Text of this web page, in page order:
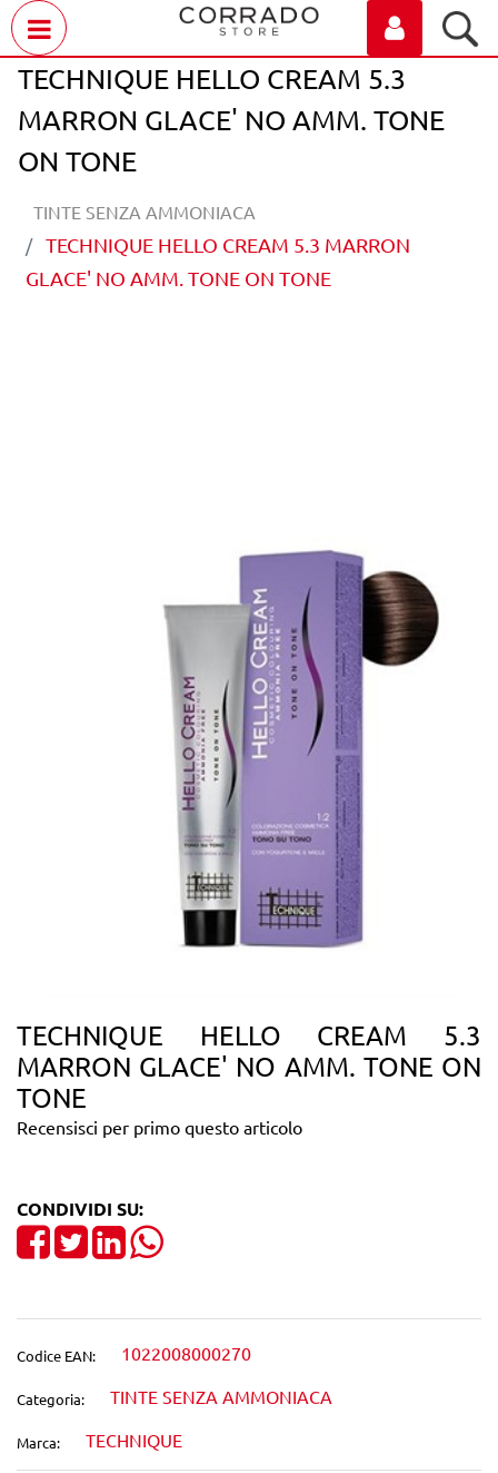
TECHNIQUE HELLO CREAM 5.3
MARRON GLACE' NO AMM. TONE
ON TONE
TINTE SENZA AMMONIACA
TECHNIQUE HELLO CREAM 5.3 MARRON
GLACE' NO AMM. TONE ON TONE
TECHNIQUE HELLO CREAM 5.3
MARRON GLACE' NO AMM. TONE ON
TONE
Recensisci per primo questo articolo
CONDIVIDI SU:
Share on Facebook
TweetShare on LinkedIn
Codice EAN: 1022008000270
Categoria: TINTE SENZA AMMONIACA
Marca: TECHNIQUE